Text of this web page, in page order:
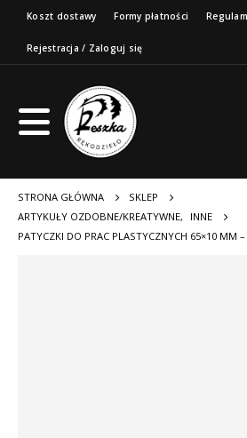
Koszt dostawy Formy płatności
Rejestracja / Zaloguj się
STRONA GŁÓWNA
SKLEP
ARTYKUŁY OZDOBNE/KREATYWNE,
INNE
PATYCZKI DO PRAC PLASTYCZNYCH 65×10 MM